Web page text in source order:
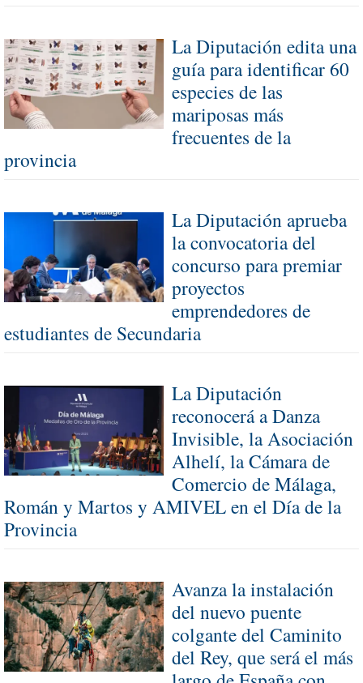
La Diputación edita una
guía para identificar 60
especies de las
mariposas más
frecuentes de la
provincia
La Diputación aprueba
la convocatoria del
concurso para premiar
proyectos
emprendedores de
estudiantes de Secundaria
La Diputación
reconocerá a Danza
Invisible, la Asociación
Alhelí, la Cámara de
Comercio de Málaga,
Román y Martos y AMIVEL en el Día de la
Provincia
Avanza la instalación
del nuevo puente
colgante del Caminito
del Rey, que será el más